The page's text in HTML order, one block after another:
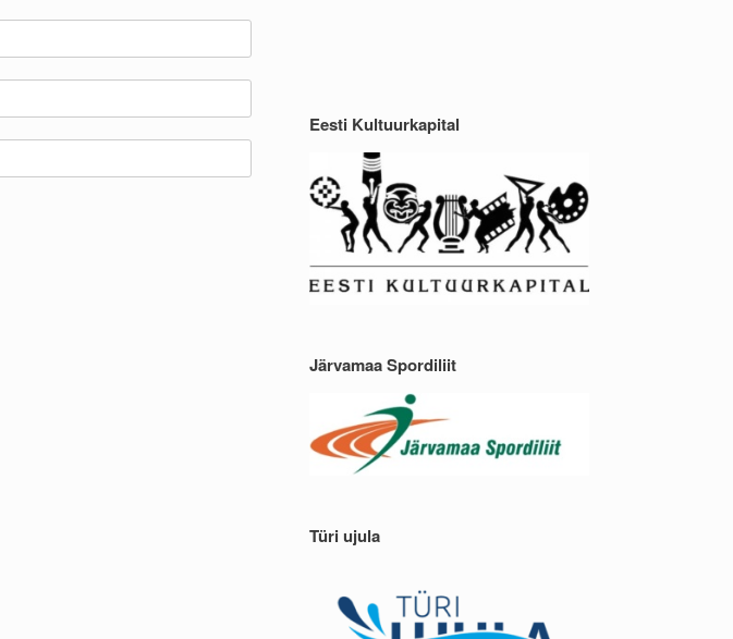
Eesti Kultuurkapital
Järvamaa Spordiliit
Türi ujula